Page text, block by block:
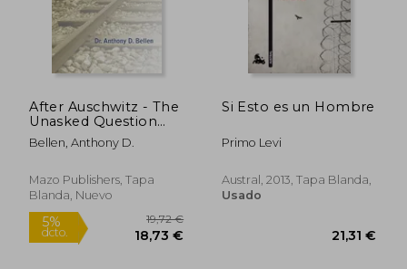
Rápido
After Auschwitz - The
Unasked Question
(en Inglés)
Bellen, Anthony D.
Mazo Publishers, Tapa
Blanda, Nuevo
Si Esto es un Hombre
Primo Levi
Austral, 2013, Tapa Blanda,
Usado